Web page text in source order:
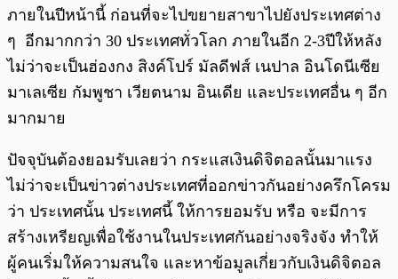
ภายในปีหน้านี้ ก่อนที่จะไปขยายสาขาไปยังประเทศต่าง
ๆ อีกมากกว่า 30 ประเทศทั่วโลก ภายในอีก 2-3ปีให้หลัง
ไม่ว่าจะเป็นฮ่องกง สิงค์โปร์ มัลดีฟส์ เนปาล อินโดนีเซีย
มาเลเซีย กัมพูชา เวียตนาม อินเดีย และประเทศอื่น ๆ อีก
มากมาย
ปัจจุบันต้องยอมรับเลยว่า กระแสเงินดิจิตอลนั้นมาแรง
ไม่ว่าจะเป็นข่าวต่างประเทศที่ออกข่าวกันอย่างครึกโครม
ว่า ประเทศนั้น ประเทศนี้ ให้การยอมรับ หรือ จะมีการ
สร้างเหรียญเพื่อใช้งานในประเทศกันอย่างจริงจัง ทำให้
ผู้คนเริ่มให้ความสนใจ และหาข้อมูลเกี่ยวกับเงินดิจิตอล